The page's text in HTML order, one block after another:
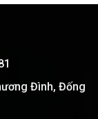
Đình, Đống